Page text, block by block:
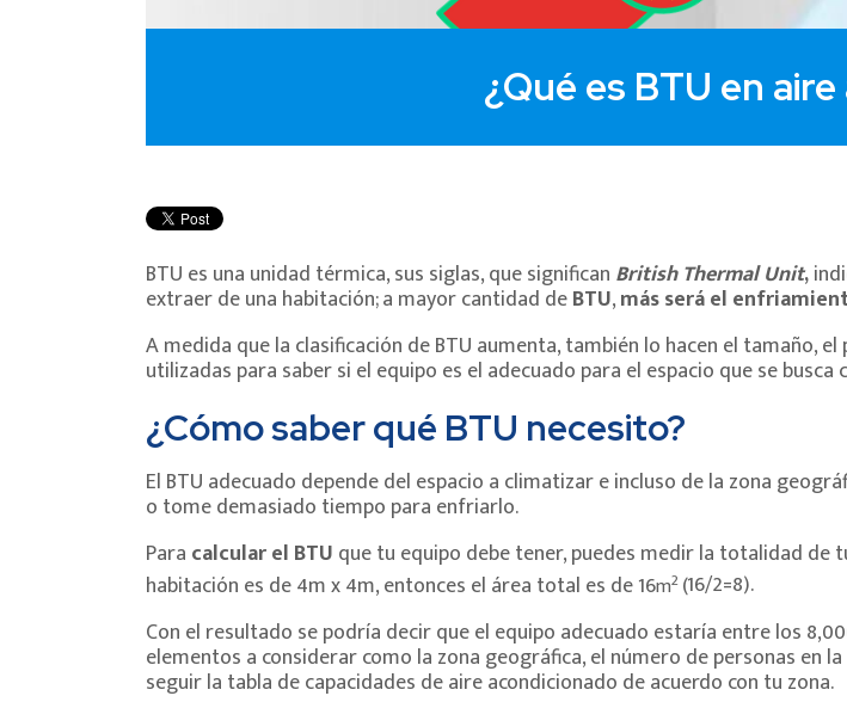
¿Qué es BTU en
BTU es una unidad térmica, sus siglas, que significan British Thermal Unit,
extraer de una habitación; a mayor cantidad deBTU,más será el
A medida que la clasificación de BTU aumenta, también lo hacen el tamaño,
utilizadas para saber si el equipo es el adecuado para el espacio que se busca
¿Cómo saber qué BTU necesito?
El BTU adecuado depende del espacio a climatizar e incluso de la zona
o tome demasiado tiempo para enfriarlo.
Para calcular el BTU que tu equipo debe tener, puedes medir la totalidad de
habitación es de 4m x 4m, entonces el área total es de 16m2(16/2=8).
Con el resultado se podría decir que el equipo adecuado estaría entre los
elementos a considerar como la zona geográfica, el número de personas en
seguir la tabla de capacidades de aire acondicionado de acuerdo con tu zona.